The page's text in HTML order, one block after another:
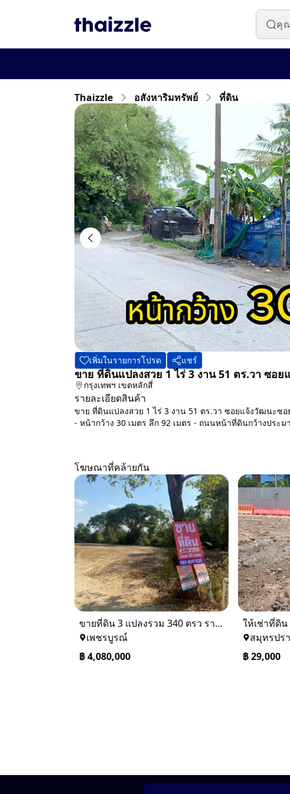
Thaizzle อสังหาริมทรัพย์ ที่ดิน
เพิ่มในรายการโปรด แชร์
ขาย ที่ดินแปลงสวย 1 ไร่ 3 งาน 51 ตร.วา ซอ
กรุงเทพฯ เขตหลักสี่
รายละเอียดสินค้า
ขาย ที่ดินแปลงสวย 1 ไร่ 3 งาน 51 ตร.วา ซอยแจ้งวัฒนะซ
- หน้ากว้าง 30 เมตร ลึก 92 เมตร - ถนนหน้าที่ดินกว้างประม
โฆษณาที่คล้ายกัน
ขายที่ดิน 3 แปลงรวม 340 ตรว ราคา ตรว. ล่ะ 12000 บาท เมืองเพชรบูรณ์
เพชรบูรณ์
฿4,080,000
สมุทรปร
฿29,000